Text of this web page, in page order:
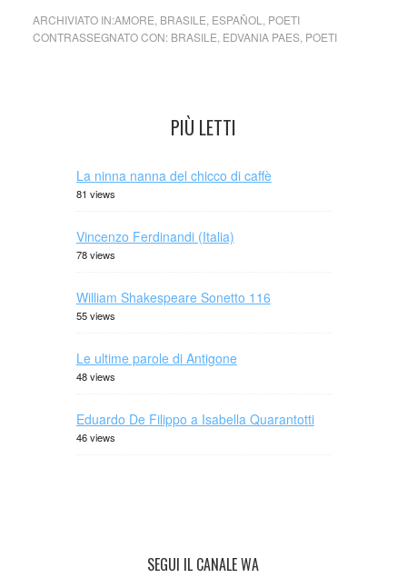
ARCHIVIATO IN:AMORE BRASILE ESPAÑOL
POETI
CONTRASSEGNATO CON: BRASILE EDVANIA PAES, POETI
PIÙ LETTI
La ninna nanna del chicco di caffè
81 views
Vincenzo Ferdinandi (Italia)
78 views
William Shakespeare Sonetto 116
55 views
Le ultime parole di Antigone
48 views
Eduardo De Filippo a Isabella Quarantotti
46 views
SEGUI IL CANALE WA